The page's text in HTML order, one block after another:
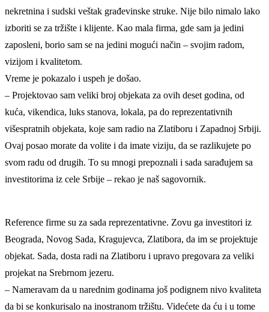
nekretnina i sudski veštak građevinske struke. Nije bilo nimalo lako
izboriti se za tržište i klijente. Kao mala firma, gde sam ja jedini
zaposleni, borio sam se na jedini mogući način – svojim radom,
vizijom i kvalitetom.
Vreme je pokazalo i uspeh je došao.
– Projektovao sam veliki broj objekata za ovih deset godina, od
kuća, vikendica, luks stanova, lokala, pa do reprezentativnih
višespratnih objekata, koje sam radio na Zlatiboru i Zapadnoj Srbiji.
Ovaj posao morate da volite i da imate viziju, da se razlikujete po
svom radu od drugih. To su mnogi prepoznali i sada sarađujem sa
investitorima iz cele Srbije – rekao je naš sagovornik.
Reference firme su za sada reprezentativne. Zovu ga investitori iz
Beograda, Novog Sada, Kragujevca, Zlatibora, da im se projektuje
objekat. Sada, dosta radi na Zlatiboru i upravo pregovara za veliki
projekat na Srebrnom jezeru.
– Nameravam da u narednim godinama još podignem nivo kvaliteta
da bi se konkurisalo na inostranom tržištu. Videćete da ću i u tome